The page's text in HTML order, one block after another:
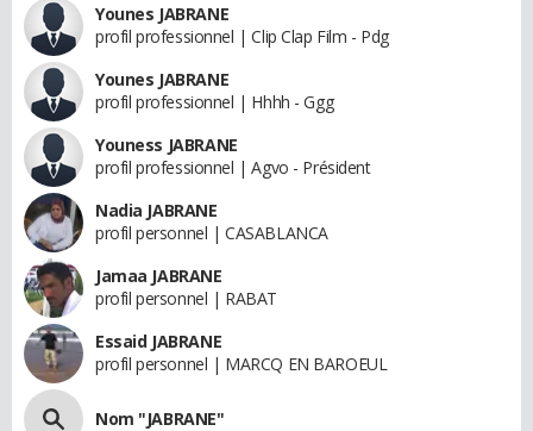
Younes JABRANE
profil professionnel | Clip Clap Film - Pdg
Younes JABRANE
profil professionnel | Hhhh - Ggg
Youness JABRANE
profil professionnel | Agvo - Président
Nadia JABRANE
profil personnel | CASABLANCA
Jamaa JABRANE
profil personnel | RABAT
Essaid JABRANE
profil personnel | MARCQ EN BAROEUL
Nom "JABRANE"